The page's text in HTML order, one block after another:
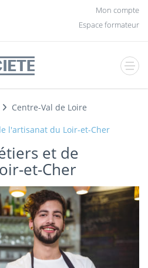
Mon compte
Espace formateur
Centre-Val de Loire
l'artisanat du Loir-et-Cher
et de
et-Cher